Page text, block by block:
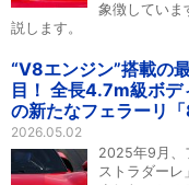
象徴していま
説します。
“V8エンジン”搭載の
目！ 全長4.7m級ボ
の新たなフェラーリ
2026.05.02
2025年9月、
ストラダーレ